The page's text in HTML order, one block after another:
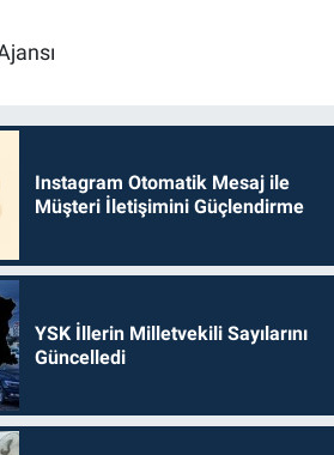
Instagram Otomatik Mesaj ile
Müşteri İletişimini Güçlendirme
YSK İllerin Milletvekili Sayılarını
Güncelledi